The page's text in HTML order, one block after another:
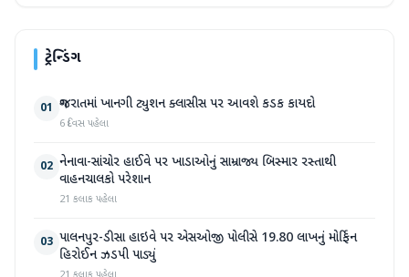
ટ્રેન્ડિંગ
01 ગુજરાતમાં ખાનગી ટ્યુશન ક્લાસીસ પર આવશે કડક કાયદો
6 દિવસ પહેલા
02 નેનાવા-સાંચોર હાઈવે પર ખાડાઓનું સામ્રાજ્ય બિસ્માર રસ્તાથી
વાહનચાલકો પરેશાન
21 કલાક પહેલા
03 પાલનપુર-ડીસા હાઇવે પર એસઓજી પોલીસે 19.80 લાખનું મોર્ફિન
હિરોઈન ઝડપી પાડ્યું